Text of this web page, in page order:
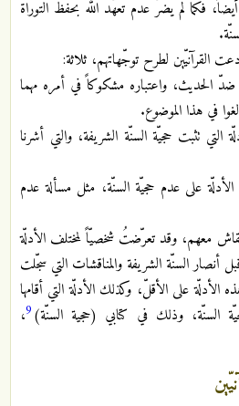
فكما لم يضرّ عدم تعهّد الله بحفظ التوراة
القرآنيّين لطرح توجّهاتهم، ثلاثة:
الحديث، واعتباره مشكوكاً في أمره مهما
في هذا الموضوع.
التي تثبت حجيّة السنّة الشريفة، والتي أشرنا
الأدلّة على عدم حجيّة السنّة، مثل مسألة عدم
معهم، وقد تعرّضتُ شخصيّاً لمختلف الأدلّة
أنصار السنّة الشريفة والمناقشات التي سجّلت
على الأقلّ، وكذلك الأدلّة التي أقامها
السنّة، وذلك في كتابي (حجية السنّة)9،